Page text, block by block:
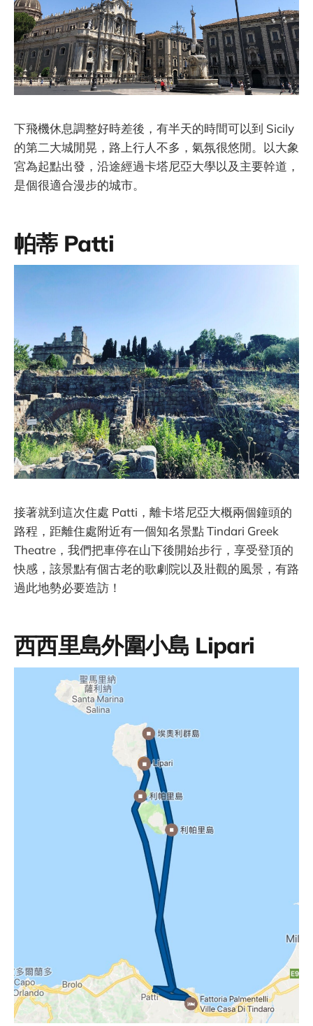
下飛機休息調整好時差後，有半天的時間可以到 Sicily
的第二大城閒晃，路上行人不多，氣氛很悠閒。以大象
宮為起點出發，沿途經過卡塔尼亞大學以及主要幹道，
是個很適合漫步的城市。
帕蒂 Patti
接著就到這次住處 Patti，離卡塔尼亞大概兩個鐘頭的
路程，距離住處附近有一個知名景點 Tindari Greek
Theatre，我們把車停在山下後開始步行，享受登頂的
快感，該景點有個古老的歌劇院以及壯觀的風景，有路
過此地勢必要造訪！
西西里島外圍小島 Lipari